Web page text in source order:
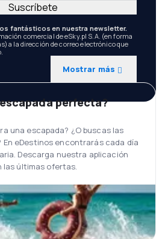
fantásticos en nuestra newsletter.
comercial de eSky.pl S.A. (en forma
a la dirección de correo electrónico que
Mostrar más
Suscríbete
perfecta?
una escapada? ¿O buscas las
eDestinos encontrarás cada día
Descarga nuestra aplicación
las últimas ofertas.